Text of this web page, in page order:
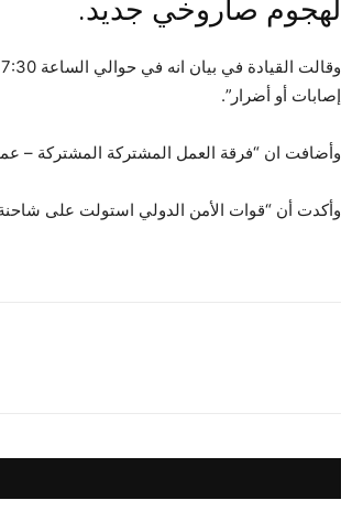
لهجوم صاروخي جديد.
وقالت القيادة في بيان انه في حوالي الساعة 7:30 صباحا بتوقيت
إصابات أو أضرار”.
وأضافت ان “فرقة العمل المشتركة المشتركة –
وأكدت أن “قوات الأمن الدولي استولت على شاحنة مسطحة معدلة